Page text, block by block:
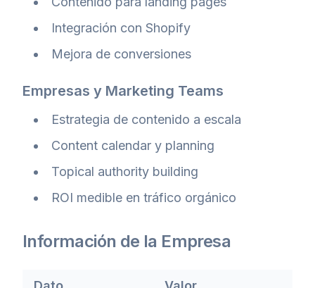
Integración con Shopify
Mejora de conversiones
Empresas y Marketing Teams
Estrategia de contenido a escala
Content calendar y planning
Topical authority building
ROI medible en tráfico orgánico
Información de la Empresa